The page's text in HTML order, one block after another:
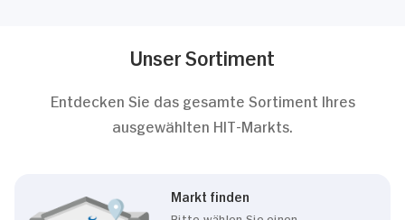
Unser Sortiment
Entdecken Sie das gesamte Sortiment Ihres
ausgewählten HIT-Markts.
Markt finden